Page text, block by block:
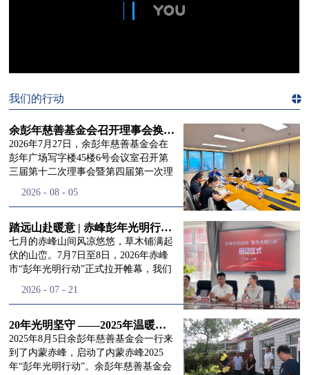
我们的行动
余彭年慈善基金会召开理事会换届会议
2026年7月27日，余彭年慈善基金会在
彭年广场写字楼45楼6号会议室召开第
三届第十二次理事会暨第四届第一次理
徐滨先生；副理事长兼秘书长彭志兵先
生、李玲辉先生、郭启兴先生及梅鑫先
生，现场列席人员:监事孙海跃先生，联
合党支部书记曾层同志。本次会议由理
事长徐滨主持，会议出席人数超过理事
换届会议严格按照基金会章程规定流程
同回顾了基金会过往任期内在助学兴
教、医疗救助、公益事业普惠等多个领
域深耕耕耘的公益历程，充分肯定了第
三届理事会全体成员多年来接续付出的
2026 - 08 - 05
踏远山赴暖意 | 赤峰彭年光明行动启程，入户回访接住乡亲眼底的光亮
七月的赤峰山间风凉悠悠，草木铺满起
伏的山峦。7月7日至8日，2026年赤峰
市“彭年光明行动”正式拉开帷幕，我们
土地，赴一场延续了二十一年的光明之
残联唐婷婷理事长到场参与本次启动活
动，由衷肯定了基金会坚持二十一年深
耕光明帮扶的坚守，也向长久奔走推进
项目的我们表达了谢意。二十一年时光
2026 - 07 - 21
20年光明坚守 ——2025年温暖启程“彭年光明行动”内蒙赤峰
2025年8月5日余彭年慈善基金会一行来
到了内蒙赤峰，启动了内蒙赤峰2025
年“彭年光明行动”。余彭年慈善基金会
们的行
动
道>>